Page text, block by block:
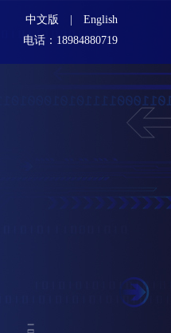
中文版
English
电话：18984880719